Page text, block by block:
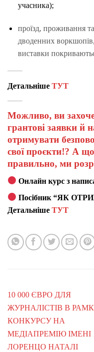
учасника);
проїзд, проживання
дводенних
виставки
Детальніше ТУТ
Можливо, ви
грантові заявки й
отримувати
свої проєкти!? А
правильно, ми
Онлайн курс з
Посібник “ЯК
Детальніше ТУТ
10 000 ЄВРО ДЛЯ
ЖУРНАЛІСТІВ В
КОНКУРСУ НА
МЕДІАПРЕМІЮ ІМЕНІ
ЛОРЕНЦО НАТАЛІ